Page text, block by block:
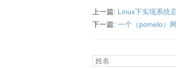
上一篇: Linux下实现系统
下一篇: 一个（pomelo）
姓名